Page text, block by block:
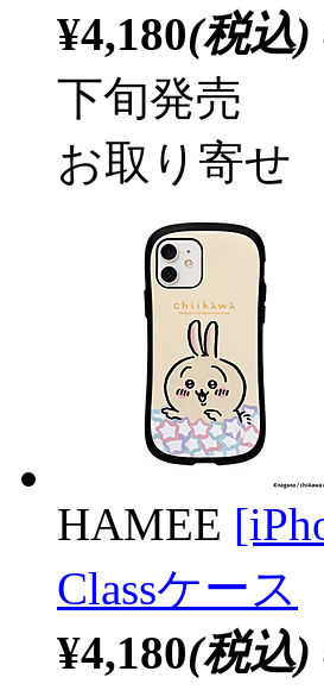
¥4,180(税込)
下旬発売
お取り寄せ
HAMEE
Classケース
¥4,180(税込)